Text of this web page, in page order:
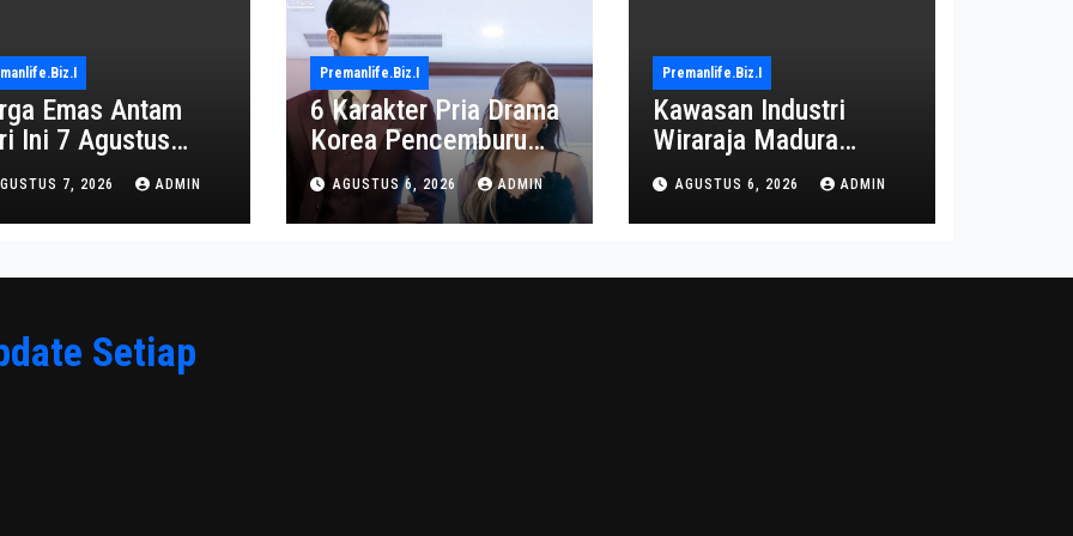
Emas Antam
Ini 7 Agustus
Turun Jadi
7, 2026 ADMIN
Premanlife.biz.i
6 Karakter Pria Drama
Korea Pencemburu
Berat, Bikin Penonton
Gemas
AGUSTUS 6, 2026 ADMIN
Premanlife.biz.i
Kawasan Industri
Wiraraja Madura
Diproyeksi Jadi Pusat
Ekonomi Baru
AGUSTUS 6, 2026 ADMIN
Setiap